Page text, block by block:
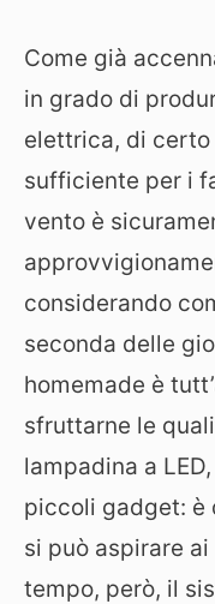
Come già
in grado di
elettrica, di certo
sufficiente per i
vento è
considerando
seconda delle
homemade è
sfruttarne le
lampadina a
piccoli gadget: è
si può aspirare
tempo, però, il